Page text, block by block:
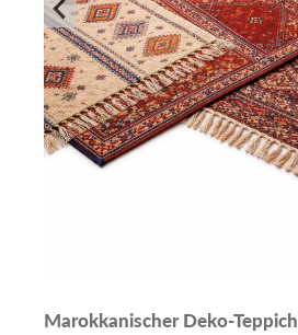
Marokkanischer Deko-Teppich